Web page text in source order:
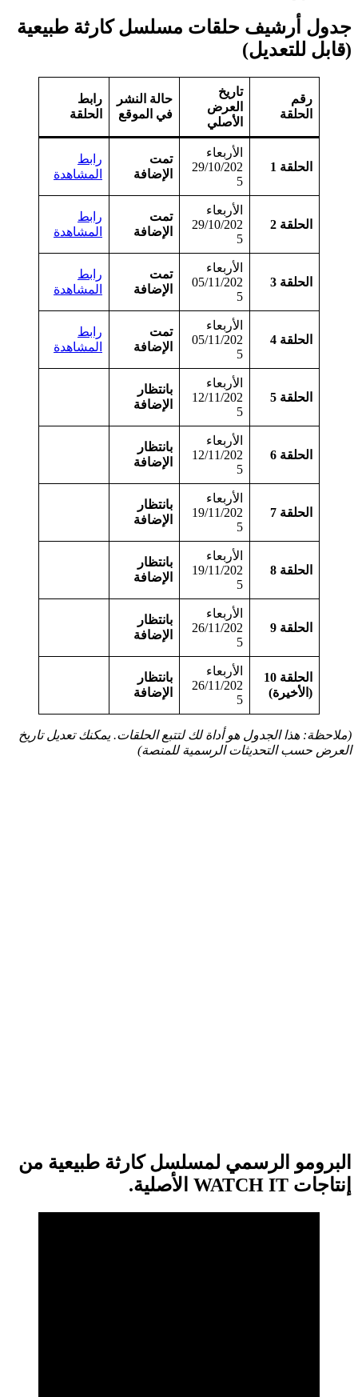
جدول أرشيف حلقات مسلسل كارثة طبيعية
(قابل للتعديل)
رقم
الحلقة
تاريخ
العرض
الأصلي
حالة النشر
في الموقع
رابط
الحلقة
الحلقة 1
الأربعاء
29/10/202
5
تمت
الإضافة
رابط
المشاهدة
الحلقة 2
الأربعاء
29/10/202
5
تمت
الإضافة
رابط
المشاهدة
الحلقة 3
الأربعاء
05/11/202
5
تمت
الإضافة
رابط
المشاهدة
الحلقة 4
الأربعاء
05/11/202
5
تمت
الإضافة
رابط
المشاهدة
الحلقة 5
الأربعاء
12/11/202
5
بانتظار
الإضافة
الحلقة 6
الأربعاء
12/11/202
5
بانتظار
الإضافة
الحلقة 7
الأربعاء
19/11/202
5
بانتظار
الإضافة
الحلقة 8
الأربعاء
19/11/202
5
بانتظار
الإضافة
الحلقة 9
الأربعاء
26/11/202
5
بانتظار
الإضافة
الحلقة 10
(الأخيرة)
الأربعاء
26/11/202
5
بانتظار
الإضافة
(ملاحظة: هذا الجدول هو أداة لك لتتبع الحلقات. يمكنك تعديل تاريخ
العرض حسب التحديثات الرسمية للمنصة)
البرومو الرسمي لمسلسل كارثة طبيعية من
إنتاجات WATCH IT الأصلية.